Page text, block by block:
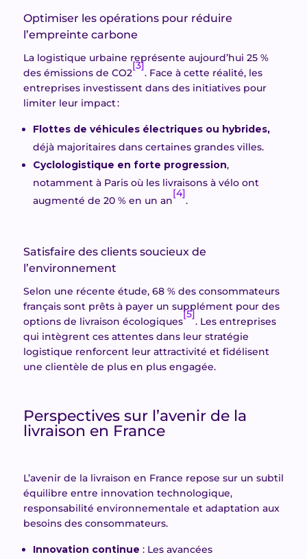
Optimiser les opérations pour réduire
l’empreinte carbone
La logistique urbaine représente aujourd’hui 25 %
des émissions de CO2
[3]
. Face à cette réalité, les
entreprises investissent dans des initiatives pour
limiter leur impact :
Flottes de véhicules électriques ou hybrides,
déjà majoritaires dans certaines grandes villes.
Cyclologistique en forte progression,
notamment à Paris où les livraisons à vélo ont
augmenté de 20 % en un an
[4]
.
Satisfaire des clients soucieux de
l’environnement
Selon une récente étude, 68 % des consommateurs
français sont prêts à payer un supplément pour des
options de livraison écologiques
[5]
. Les entreprises
qui intègrent ces attentes dans leur stratégie
logistique renforcent leur attractivité et fidélisent
une clientèle de plus en plus engagée.
Perspectives sur l’avenir de la
livraison en France
L’avenir de la livraison en France repose sur un subtil
équilibre entre innovation technologique,
responsabilité environnementale et adaptation aux
besoins des consommateurs.
Innovation continue : Les avancées